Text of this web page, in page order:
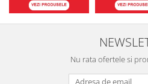
Nu rata ofertele si